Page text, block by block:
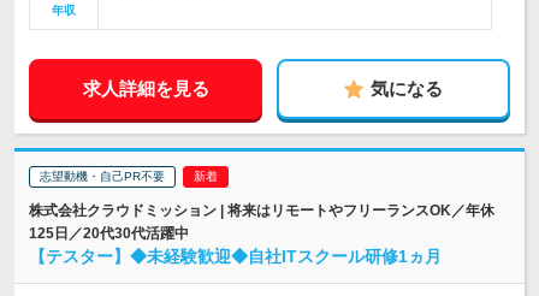
年収
求人詳細を見る 気になる
志望動機・自己PR不要
株式会社クラウドミッション | 将来はリモートやフリーランスOK／年休
125日／20代30代活躍中
【テスター】◆未経験歓迎◆自社ITスクール研修1ヵ月